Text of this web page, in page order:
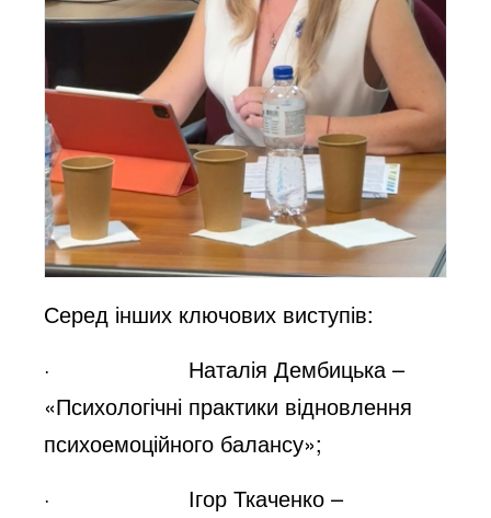
Серед інших ключових виступів:
· Наталія Дембицька –
«Психологічні практики відновлення
психоемоційного балансу»;
· Ігор Ткаченко –